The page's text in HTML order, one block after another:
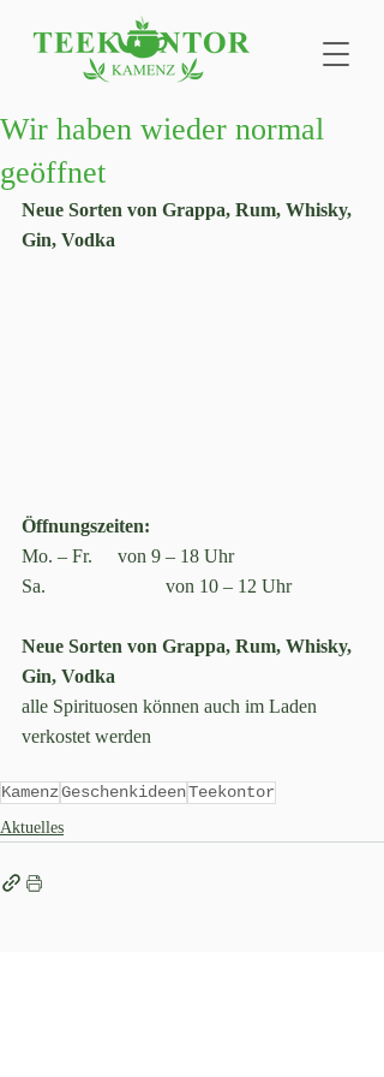
Wir haben wieder normal
geöffnet
Neue Sorten von Grappa, Rum, Whisky,
Gin, Vodka
Öffnungszeiten:
Mo. – Fr. 	von 9 – 18 Uhr
Sa. 			von 10 – 12 Uhr
Neue Sorten von Grappa, Rum, Whisky,
Gin, Vodka
alle Spirituosen können auch im Laden
verkostet werden
KamenzGeschenkideenTeekontor
Aktuelles